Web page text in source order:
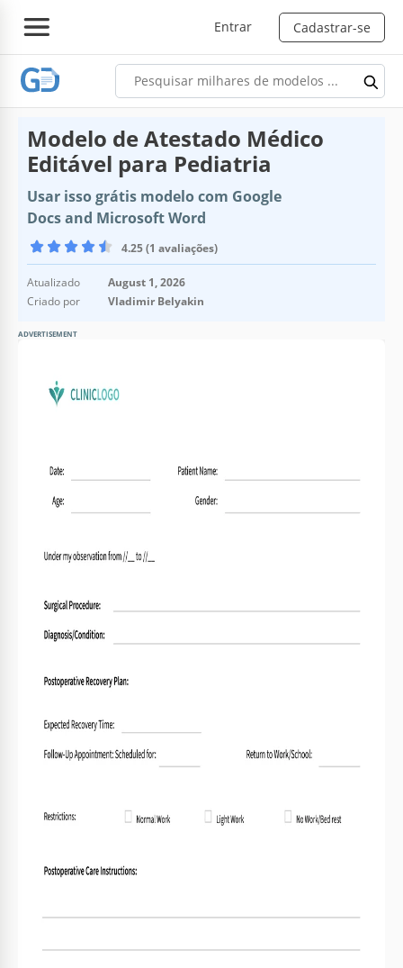
Entrar Cadastrar-se
Modelo de Atestado Médico
Editável para Pediatria
Usar isso grátis modelo com Google
Docs and Microsoft Word
4.25 (1 avaliações)
Atualizado
August 1, 2026
Criado por
Vladimir Belyakin
ADVERTISEMENT